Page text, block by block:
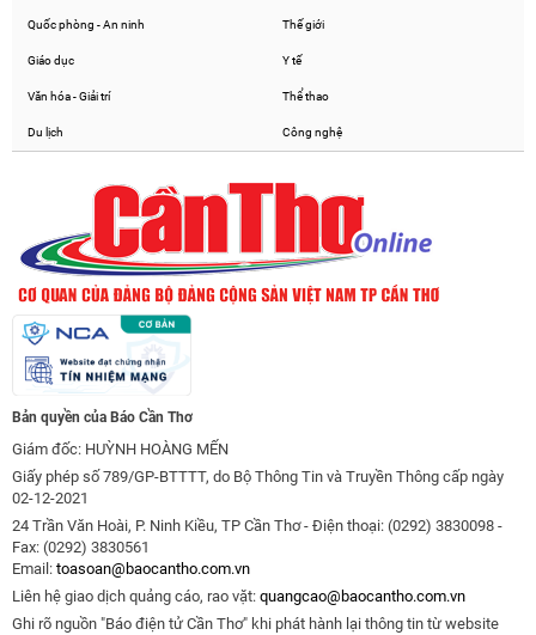
Quốc phòng - An ninh Thế giới
Giáo dục Y tế
Văn hóa - Giải trí Thể thao
Du lịch Công nghệ
Bản quyền của Báo Cần Thơ
Giám đốc: HUỲNH HOÀNG MẾN
Giấy phép số 789/GP-BTTTT, do Bộ Thông Tin và Truyền Thông cấp ngày
02-12-2021
24 Trần Văn Hoài, P. Ninh Kiều, TP Cần Thơ - Điện thoại: (0292) 3830098 -
Fax: (0292) 3830561
Email: toasoan@baocantho.com.vn
Liên hệ giao dịch quảng cáo, rao vặt: quangcao@baocantho.com.vn
Ghi rõ nguồn "Báo điện tử Cần Thơ" khi phát hành lại thông tin từ website